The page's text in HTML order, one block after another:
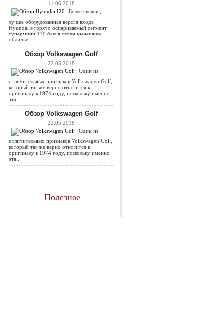
11.06.2018
Более свежая,
лучше оборудованная версия входа
Hyundai в горячо оспариваемый сегмент
супермини. I20 был в своем нынешнем
обличье..
Обзор Volkswagen Golf
22.05.2018
Один из
отличительных признаков Volkswagen Golf,
который так же верно относится к
оригиналу в 1974 году, поскольку именно
эта..
Обзор Volkswagen Golf
22.05.2018
Один из
отличительных признаков Volkswagen Golf,
который так же верно относится к
оригиналу в 1974 году, поскольку именно
эта..
Полезное